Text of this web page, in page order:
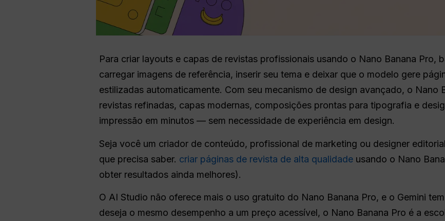
Para criar layouts e capas de revistas profissionais usando o Nano Banana Pro,
carregar imagens de referência, inserir seu tema e deixar que o modelo gere
estilizadas automaticamente. Com seu mecanismo de design avançado, o Nano
revistas refinadas, capas modernas, composições prontas para tipografia e
impressão em minutos — sem necessidade de experiência em design.
Seja você um criador de conteúdo, profissional de marketing ou designer
que precisa saber. criar páginas de revista de alta qualidade usando o Nano
obter resultados ainda melhores).
O AI Studio não oferece mais o uso gratuito do Nano Banana Pro, e o Gemini
deseja o mesmo desempenho a um preço acessível, o Nano Banana Pro é a